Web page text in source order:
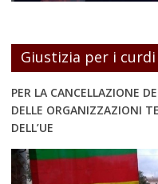
Giustizia per i curdi
PER LA CANCELLAZIONE
DELLE ORGANIZZAZIONI
DELL’UE